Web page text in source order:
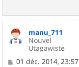
manu_711
Nouvel
Utagawiste
M
01 déc. 2014, 23:57